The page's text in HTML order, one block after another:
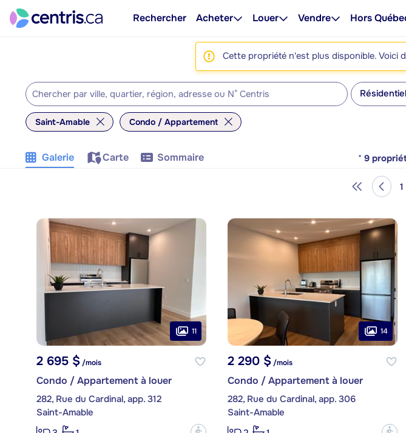
Rechercher Acheter Louer Vendre Hors
Cette propriété n'est plus disponible. Voici
Résidentiel
Saint-Amable Condo / Appartement
Galerie Carte Sommaire * 9
11
2 695 $/mois
Condo / Appartement à louer
282, Rue du Cardinal, app. 312
Saint-Amable
14
2 290 $/mois
Condo / Appartement à louer
282, Rue du Cardinal, app. 306
Saint-Amable